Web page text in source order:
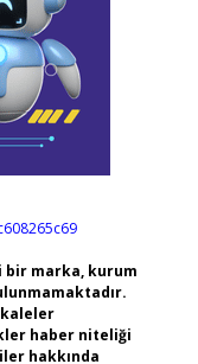
marka, kurum
haber niteliği
hakkında